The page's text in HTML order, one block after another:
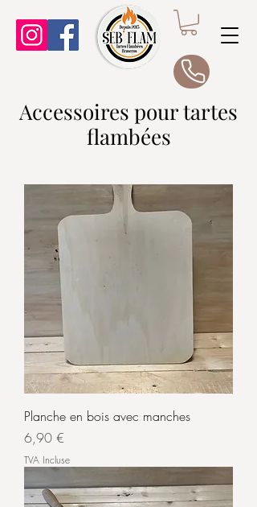
Accessoires pour tartes
flambées
Planche en bois avec manches
Prix
6,90 €
TVA Incluse